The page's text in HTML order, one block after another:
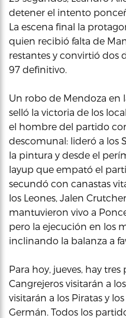
detener el intento
La escena final la
quien recibió falta de
restantes y convirtió dos
97 definitivo.
Un robo de Mendoza en
selló la victoria de los
el hombre del partido
descomunal: lideró a los
la pintura y desde el
layup que empató el
secundó con canastas
los Leones, Jalen
mantuvieron vivo a
pero la ejecución en los
inclinando la balanza a
Para hoy, jueves, hay
Cangrejeros visitarán a
visitarán a los Piratas y
Germán. Todos los